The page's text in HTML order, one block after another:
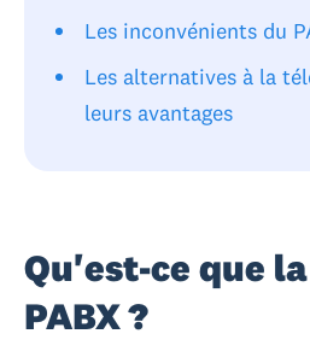
Les inconvénients du
Les alternatives à la
leurs avantages
Qu'est-ce que
PABX ?